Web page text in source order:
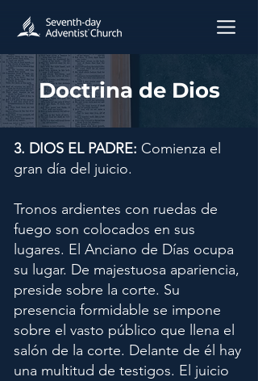
Doctrina de Dios
3. DIOS EL PADRE: Comienza el
gran día del juicio.
Tronos ardientes con ruedas de
fuego son colocados en sus
lugares. El Anciano de Días ocupa
su lugar. De majestuosa apariencia,
preside sobre la corte. Su
presencia formidable se impone
sobre el vasto público que llena el
salón de la corte. Delante de él hay
una multitud de testigos. El juicio